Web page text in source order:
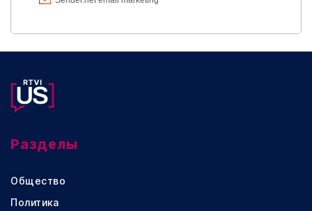
Разделы
Общество
Политика